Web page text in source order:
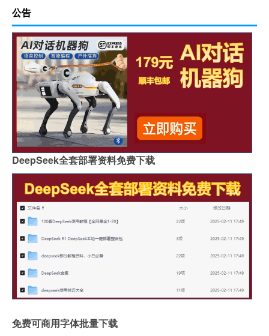
公告
DeepSeek全套部署资料免费下载
免费可商用字体批量下载